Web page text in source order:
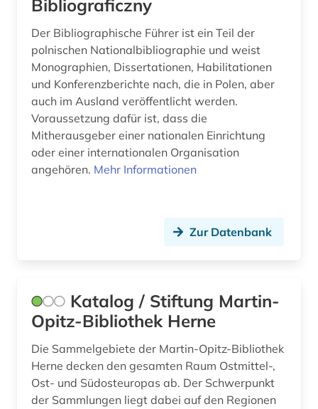
wirtschaftsrecht (1)
wörterbuch (4)
zeitschrift (3)
zeitschriftenaufsatz (2)
zeitung (2)
österreich-ungarn (2)
Bibliograficzny
Der Bibliographische Führer ist ein Teil der
polnischen Nationalbibliographie und weist
Monographien, Dissertationen, Habilitationen
und Konferenzberichte nach, die in Polen, aber
auch im Ausland veröffentlicht werden.
Voraussetzung dafür ist, dass die
Mitherausgeber einer nationalen Einrichtung
oder einer internationalen Organisation
angehören. Mehr Informationen
Zur Datenbank
Katalog / Stiftung Martin-
Opitz-Bibliothek Herne
Die Sammelgebiete der Martin-Opitz-Bibliothek
Herne decken den gesamten Raum Ostmittel-,
Ost- und Südosteuropas ab. Der Schwerpunkt
der Sammlungen liegt dabei auf den Regionen